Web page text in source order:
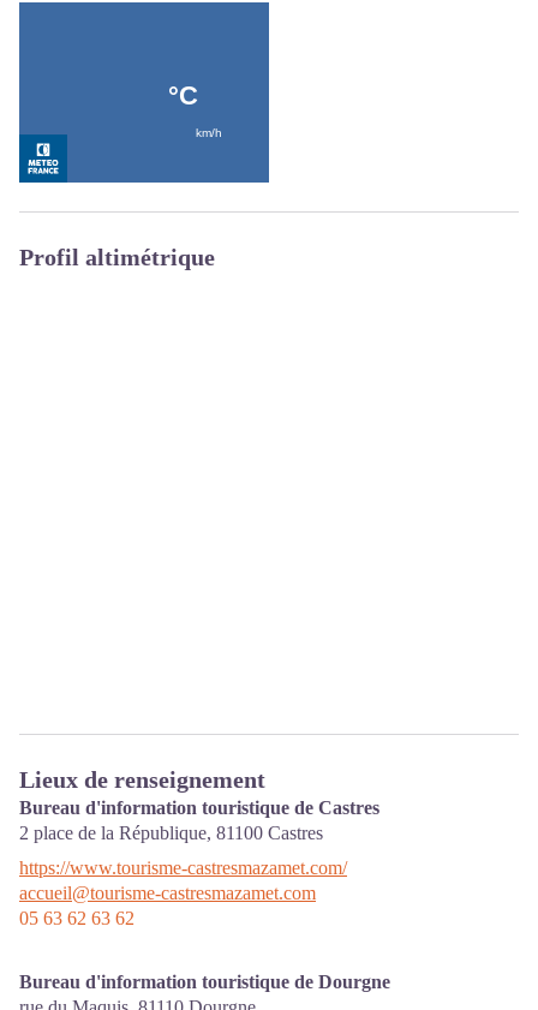
Profil altimétrique
Lieux de renseignement
Bureau d'information touristique de Castres
2 place de la République, 81100 Castres
https://www.tourisme-castresmazamet.com/
accueil@tourisme-castresmazamet.com
05 63 62 63 62
Bureau d'information touristique de Dourgne